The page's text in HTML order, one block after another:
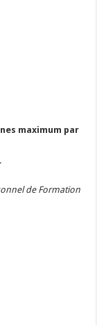
maximum par
de Formation